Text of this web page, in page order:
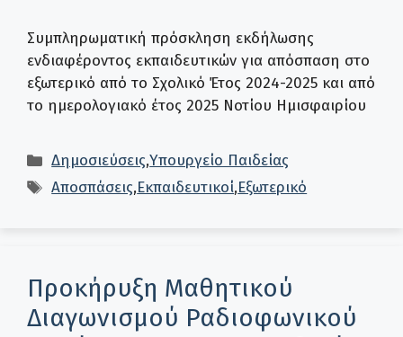
Συμπληρωματική πρόσκληση εκδήλωσης
ενδιαφέροντος εκπαιδευτικών για απόσπαση στο
εξωτερικό από το Σχολικό Έτος 2024-2025 και από
το ημερολογιακό έτος 2025 Νοτίου Ημισφαιρίου
Κατηγορίες
Δημοσιεύσεις,Υπουργείο Παιδείας
Ετικέτες
Αποσπάσεις,Εκπαιδευτικοί,Εξωτερικό
Προκήρυξη Μαθητικού
Διαγωνισμού Ραδιοφωνικού